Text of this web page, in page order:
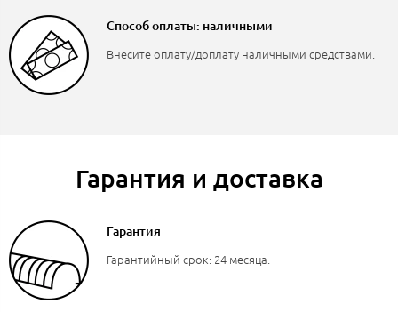
Способ оплаты: наличными
Внесите оплату/доплату наличными средствами.
Гарантия и доставка
Гарантия
Гарантийный срок: 24 месяца.